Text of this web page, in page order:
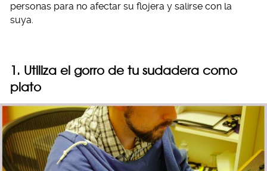
personas para no afectar su flojera y salirse con la
suya.
1. Utiliza el gorro de tu sudadera como
plato